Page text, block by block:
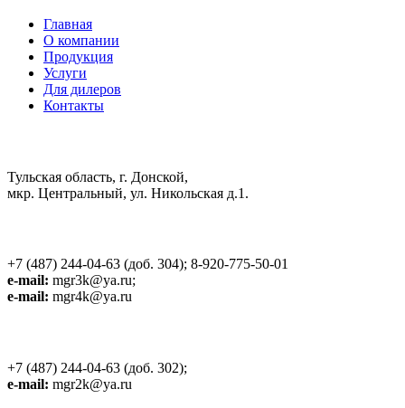
Главная
О компании
Продукция
Услуги
Для дилеров
Контакты
Тульская область, г. Донской,
мкр. Центральный, ул. Никольская д.1.
+7 (487) 244-04-63 (доб. 304); 8-920-775-50-01
e-mail: mgr3k@ya.ru;
e-mail: mgr4k@ya.ru
+7 (487) 244-04-63 (доб. 302);
e-mail: mgr2k@ya.ru